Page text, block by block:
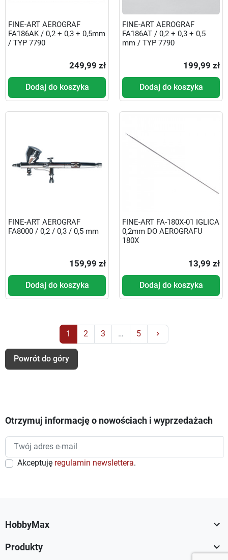
FINE-ART AEROGRAF
FA186AK / 0,2 + 0,3 + 0,5mm
/ TYP 7790
249,99 zł
Dodaj do koszyka
FINE-ART AEROGRAF
FA186AT / 0,2 + 0,3 + 0,5
mm / TYP 7790
199,99 zł
Dodaj do koszyka
FINE-ART AEROGRAF
FA8000 / 0,2 / 0,3 / 0,5 mm
159,99 zł
Dodaj do koszyka
FINE-ART FA-180X-01 IGLICA
0,2mm DO AEROGRAFU
180X
13,99 zł
Dodaj do koszyka
1 2 3 … 5 keyboard_arrow_right
Powrót do góry
Otrzymuj informację o nowościach i wyprzedażach
Akceptuję regulamin newslettera.
HobbyMax 
Produkty 